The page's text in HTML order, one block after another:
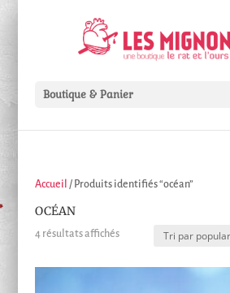
Boutique & Panier
Accueil / Produits identifiés “océan”
OCÉAN
4 résultats affichésTrié
popularité